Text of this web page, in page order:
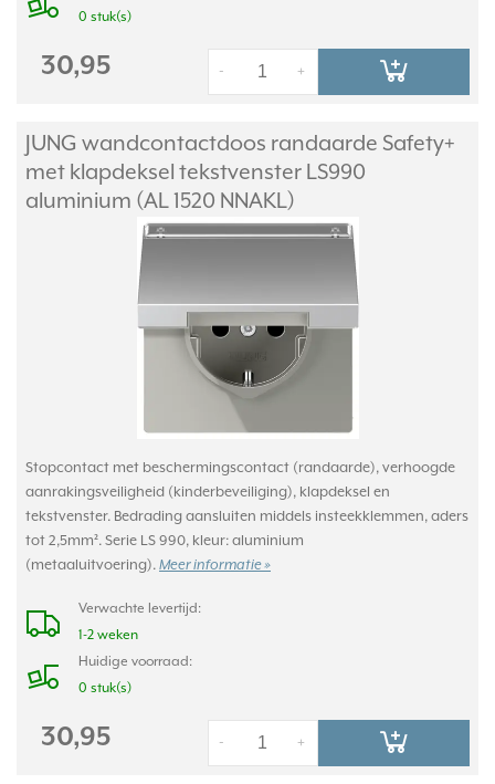
0 stuk(s)
30,95 +
-
JUNG wandcontactdoos randaarde Safety+
met klapdeksel tekstvenster LS990
aluminium (AL 1520 NNAKL)
Stopcontact met beschermingscontact (randaarde), verhoogde
aanrakingsveiligheid (kinderbeveiliging), klapdeksel en
tekstvenster. Bedrading aansluiten middels insteekklemmen, aders
tot 2,5mm². Serie LS 990, kleur: aluminium
(metaaluitvoering). Meer informatie »
Verwachte levertijd:
1-2 weken
Huidige voorraad:
0 stuk(s)
30,95 +
-